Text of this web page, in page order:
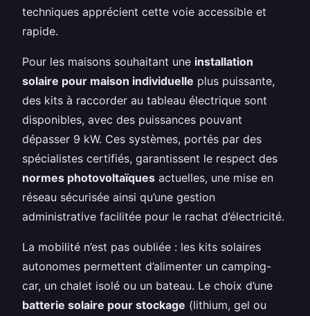
techniques apprécient cette voie accessible et
rapide.
Pour les maisons souhaitant une installation
solaire pour maison individuelle plus puissante,
des kits à raccorder au tableau électrique sont
disponibles, avec des puissances pouvant
dépasser 9 kW. Ces systèmes, portés par des
spécialistes certifiés, garantissent le respect des
normes photovoltaïques actuelles, une mise en
réseau sécurisée ainsi qu’une gestion
administrative facilitée pour le rachat d’électricité.
La mobilité n’est pas oubliée : les kits solaires
autonomes permettent d’alimenter un camping-
car, un chalet isolé ou un bateau. Le choix d’une
batterie solaire pour stockage (lithium, gel ou